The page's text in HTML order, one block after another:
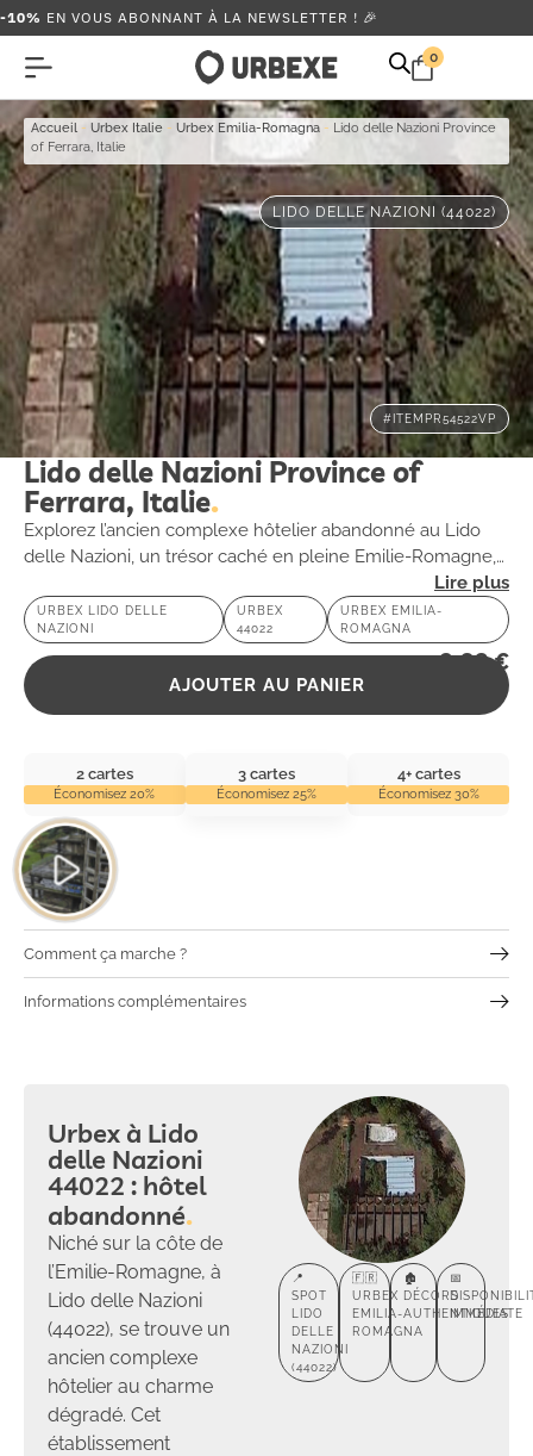
-10% EN VOUS ABONNANT À LA NEWSLETTER ! 🎉
0
Accueil - Urbex Italie - Urbex Emilia-Romagna - Lido delle Nazioni Province
of Ferrara, Italie
LIDO DELLE NAZIONI (44022)
#ITEMPR54522VP
Lido delle Nazioni Province of
Ferrara, Italie
Explorez l’ancien complexe hôtelier abandonné au Lido
delle Nazioni, un trésor caché en pleine Emilie-Romagne,
où le passé rencontre la beauté des paysages italiens.
URBEX LIDO DELLE
NAZIONI
URBEX
44022
URBEX EMILIA-
ROMAGNA
2,99€
AJOUTER AU PANIER
2 cartes
Économisez 20%
3 cartes
Économisez 25%
4+ cartes
Économisez 30%
Comment ça marche ?
Informations complémentaires
Urbex à Lido
delle Nazioni
44022 : hôtel
abandonné
Niché sur la côte de
l’Emilie-Romagne, à
Lido delle Nazioni
(44022), se trouve un
ancien complexe
hôtelier au charme
dégradé. Cet
établissement
📍
SPOT
LIDO
DELLE
NAZIONI
(44022)
🇫🇷
URBEX
EMILIA-
ROMAGNA
🏚️
DÉCORS
AUTHENTIQUES
📅
IMMÉDIATE